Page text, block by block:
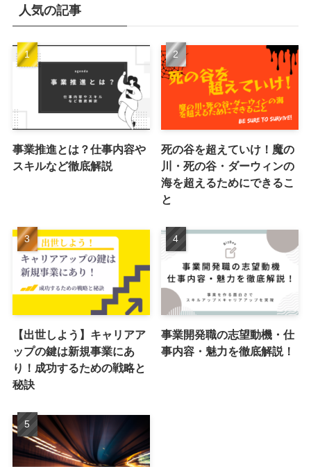
人気の記事
事業推進とは？仕事内容や
スキルなど徹底解説
死の谷を超えていけ！魔の
川・死の谷・ダーウィンの
海を超えるためにできるこ
と
【出世しよう】キャリアア
ップの鍵は新規事業にあ
り！成功するための戦略と
秘訣
事業開発職の志望動機・仕
事内容・魅力を徹底解説！